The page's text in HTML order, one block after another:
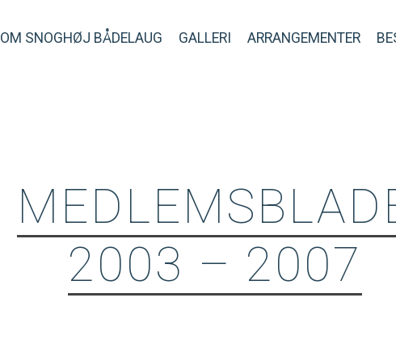
OM SNOGHØJ BÅDELAUG GALLERI ARRANGEMENTER
2003 – 2007